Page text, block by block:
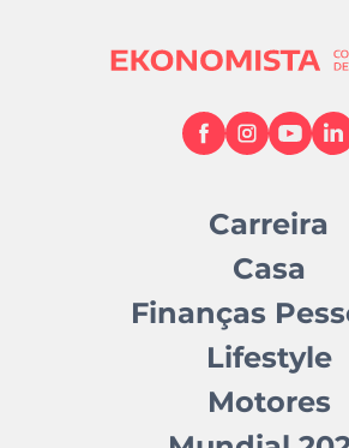
Carreira
Casa
Finanças
Lifestyle
Motores